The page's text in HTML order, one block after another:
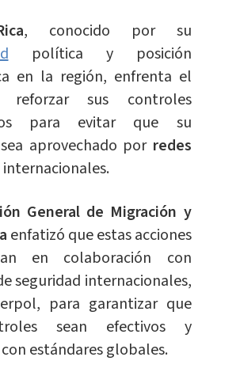
, conocido por su
política y posición
en la región, enfrenta el
sus controles
para evitar que su
aprovechado por redes
internacionales.
General de Migración y
enfatizó que estas acciones
en colaboración con
seguridad internacionales,
para garantizar que
sean efectivos y
estándares globales.